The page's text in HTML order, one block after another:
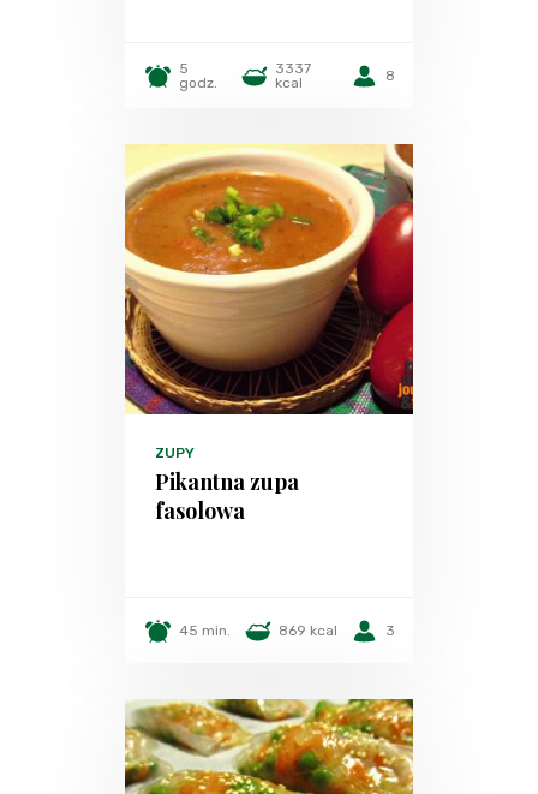
5
godz.
3337
kcal
8
ZUPY
Pikantna zupa
fasolowa
45 min. 869 kcal 3